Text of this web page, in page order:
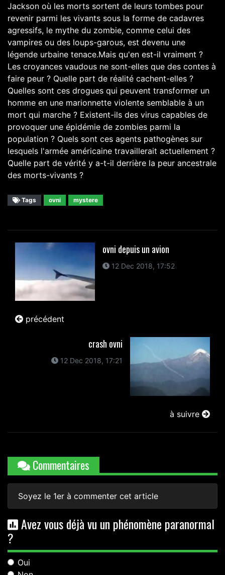
Jackson où les morts sortent de leurs tombes pour
revenir parmi les vivants sous la forme de cadavres
agressifs, le mythe du zombie, comme celui des
vampires ou des loups-garous, est devenu une
légende urbaine tenace.Mais qu'en est-il vraiment ?
Les croyances vaudous ne sont-elles que des contes à
faire peur ? Quelle part de réalité cachent-elles ?
Quelles sont ces drogues qui peuvent transformer un
homme en une marionnette violente semblable à un
mort qui marche ? Existent-ils des virus capables de
provoquer une épidémie de zombies parmi la
population ? Quels sont ces agents pathogènes sur
lesquels l'armée américaine travaillerait actuellement ?
Quelle part de vérité y a-t-il derrière la peur ancestrale
des morts-vivants ?
Tags ovni mystere
ovni depuis un avion
12 Dec 2018, 17:52
précédent
crash ovni
12 Dec 2018, 17:21
à suivre
Commentaires
Soyez le 1er à commenter cet article
Avez vous déjà vu un phénomène paranormal
?
Oui